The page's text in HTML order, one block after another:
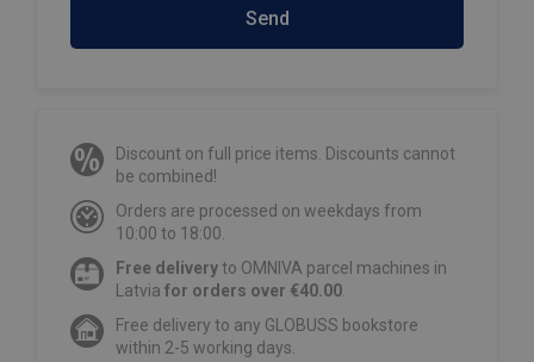
Send
Discount on full price items. Discounts cannot
be combined!
Orders are processed on weekdays from
10:00 to 18:00.
Free deliveryto OMNIVA parcel machines in
Latvia for orders over €40.00
Free delivery to any GLOBUSS bookstore
within 2-5 working days.